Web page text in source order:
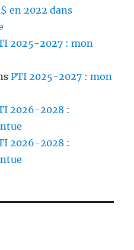
en 2022 dans
2025-2027 : mon
PTI 2025-2027 : mon
2026-2028 :
2026-2028 :